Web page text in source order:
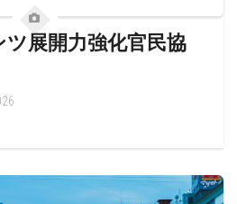
ツ展開力強化官民協